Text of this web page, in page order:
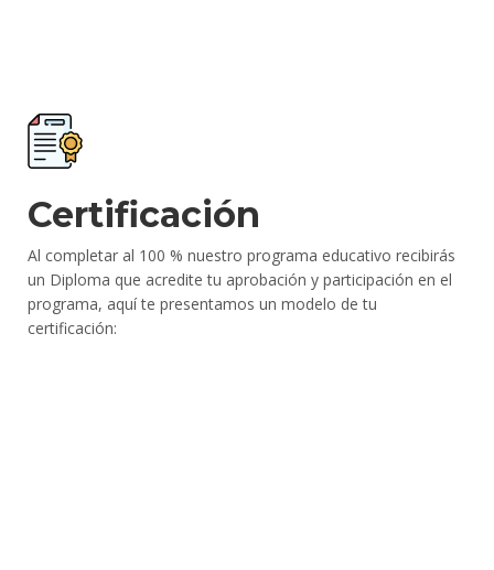
Certificación
Al completar al 100 % nuestro programa educativo recibirás
un Diploma que acredite tu aprobación y participación en el
programa, aquí te presentamos un modelo de tu
certificación: